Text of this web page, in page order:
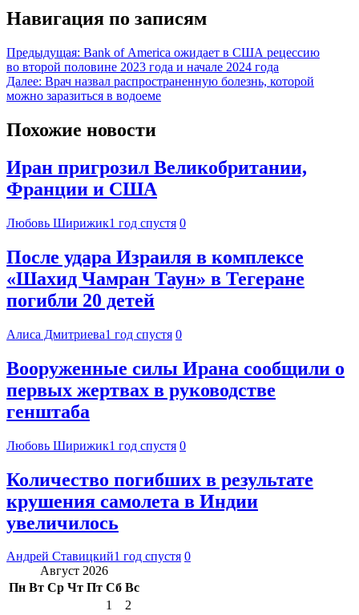
Навигация по записям
Предыдущая: Bank of America ожидает в США рецессию
во второй половине 2023 года и начале 2024 года
Далее: Врач назвал распространенную болезнь, которой
можно заразиться в водоеме
Похожие новости
Иран пригрозил Великобритании,
Франции и США
Любовь Ширижик1 год спустя 0
После удара Израиля в комплексе
«Шахид Чамран Таун» в Тегеране
погибли 20 детей
Алиса Дмитриева1 год спустя 0
Вооруженные силы Ирана сообщили о
первых жертвах в руководстве
генштаба
Любовь Ширижик1 год спустя 0
Количество погибших в результате
крушения самолета в Индии
увеличилось
Андрей Ставицкий1 год спустя 0
Август 2026
Пн Вт Ср Чт Пт Сб Вс
1
2